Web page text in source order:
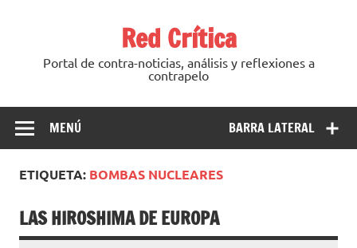
Red Crítica
Portal de contra-noticias, análisis y reflexiones a
contrapelo
BARRA LATERAL
MENÚ
ETIQUETA: BOMBAS NUCLEARES
LAS HIROSHIMA DE EUROPA